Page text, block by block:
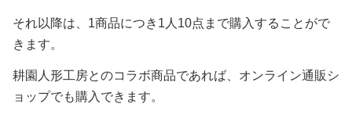
それ以降は、1商品につき1人10点まで購入することがで
きます。
耕園人形工房とのコラボ商品であれば、オンライン通販シ
ョップでも購入できます。